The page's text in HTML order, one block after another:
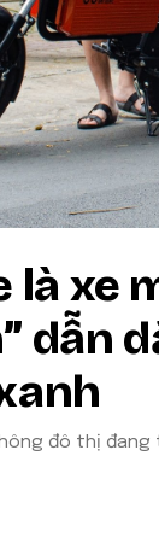
là xe
dẫn
đô thị